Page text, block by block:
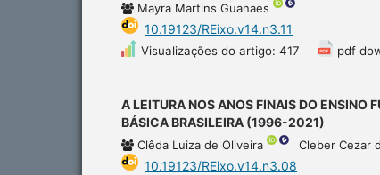
Mayra Martins Guanaes
10.19123/REixo.v14.n3.11
Visualizações do artigo: 417 pdf
A LEITURA NOS ANOS FINAIS DO ENSINO
BÁSICA BRASILEIRA (1996-2021)
Clêda Luiza de Oliveira Cleber Cezar
10.19123/REixo.v14.n3.08